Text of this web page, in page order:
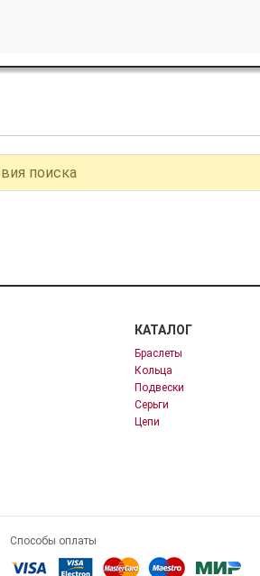
поиска
КАТАЛОГ
Браслеты
Кольца
Подвески
Серьги
Цепи
Способы оплаты